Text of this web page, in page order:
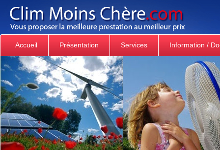
Accueil Présentation Services Information /